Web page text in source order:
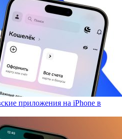
приложения на iPhone в